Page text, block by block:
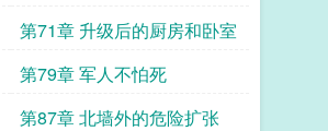
第71章 升级后的厨房和卧室
第79章 军人不怕死
第87章 北墙外的危险扩张